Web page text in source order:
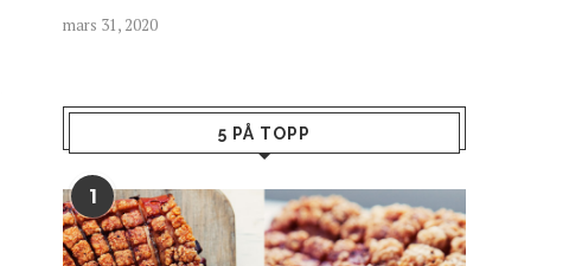
mars 31, 2020
5 PÅ TOPP
1